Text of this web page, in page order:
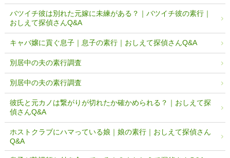
バツイチ彼は別れた元嫁に未練がある？｜バツイチ彼の素行｜
おしえて探偵さんQ&A
キャバ嬢に貢ぐ息子｜息子の素行｜おしえて探偵さんQ&A
別居中の夫の素行調査
別居中の夫の素行調査
彼氏と元カノは繋がりが切れたか確かめられる？｜おしえて探
偵さんQ&A
ホストクラブにハマっている娘｜娘の素行｜おしえて探偵さん
Q&A